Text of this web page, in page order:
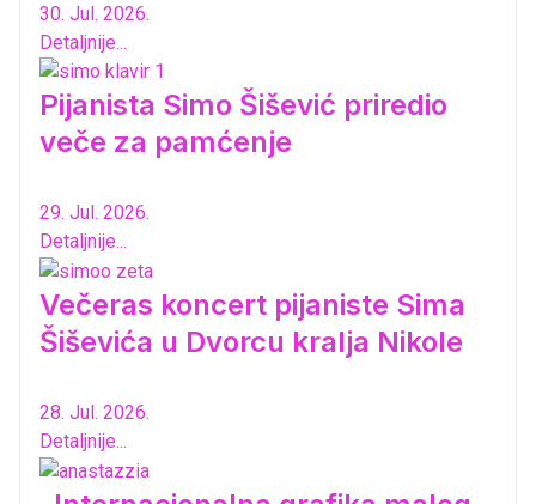
30. Jul. 2026.
Detaljnije...
Pijanista Simo Šišević priredio
veče za pamćenje
29. Jul. 2026.
Detaljnije...
Večeras koncert pijaniste Sima
Šiševića u Dvorcu kralja Nikole
28. Jul. 2026.
Detaljnije...